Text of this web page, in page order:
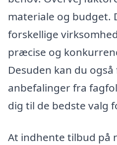
materiale og budget.
forskellige
præcise og
Desuden kan du
anbefalinger fra
dig til de bedste valg
At indhente tilbud på